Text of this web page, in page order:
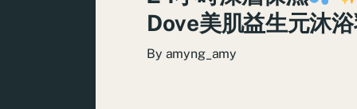
Dove美肌益生元沐
By amyng_amy